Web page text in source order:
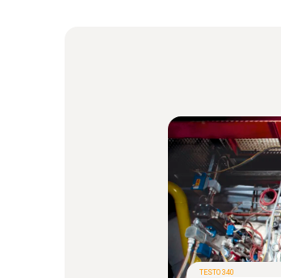
TESTO 340